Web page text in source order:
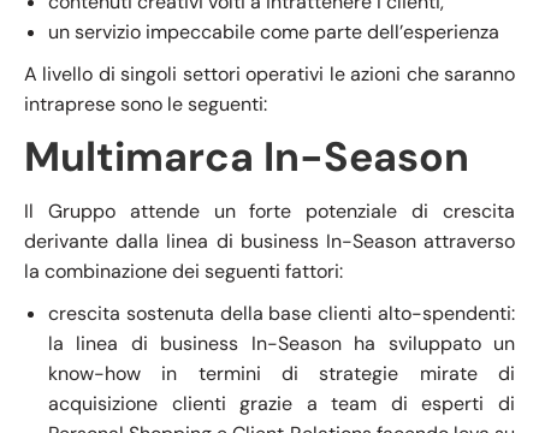
un servizio impeccabile come parte dell’esperienza
A livello di singoli settori operativi le azioni che saranno
intraprese sono le seguenti:
Multimarca In-Season
Il Gruppo attende un forte potenziale di crescita
derivante dalla linea di business In-Season attraverso
la combinazione dei seguenti fattori:
crescita sostenuta della base clienti alto-spendenti:
la linea di business In-Season ha sviluppato un
know-how in termini di strategie mirate di
acquisizione clienti grazie a team di esperti di